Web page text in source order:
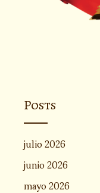
Posts
julio 2026
junio 2026
mayo 2026